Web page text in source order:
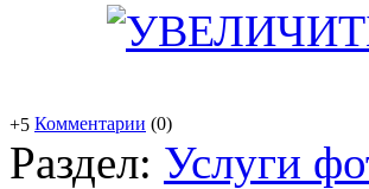
+5 Комментарии (0)
Раздел: Услуги